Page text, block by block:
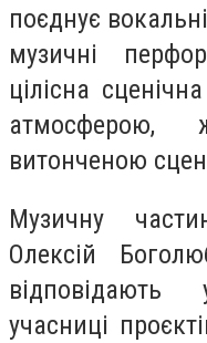
поєднує
музичні
цілісна
витонченою
Музичну
Олексій
відповідають
учасниці